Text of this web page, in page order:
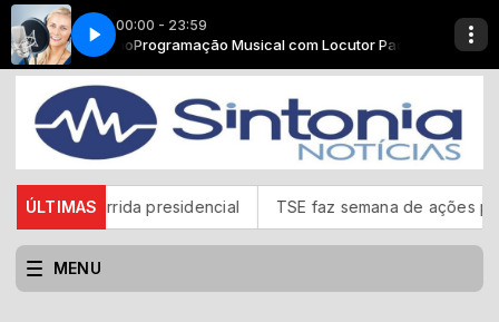
00:00 - 23:59
PadrãoProgramação Musical com Locutor Padrão
Insônia - Parte 11
ÚLTIMASpresidencial TSE faz semana de ações para
MENU